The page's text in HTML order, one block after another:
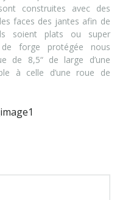
construites avec des
faces des jantes afin de
soient plats ou super
forge protégée nous
de 8,5“ de large d’une
à celle d’une roue de